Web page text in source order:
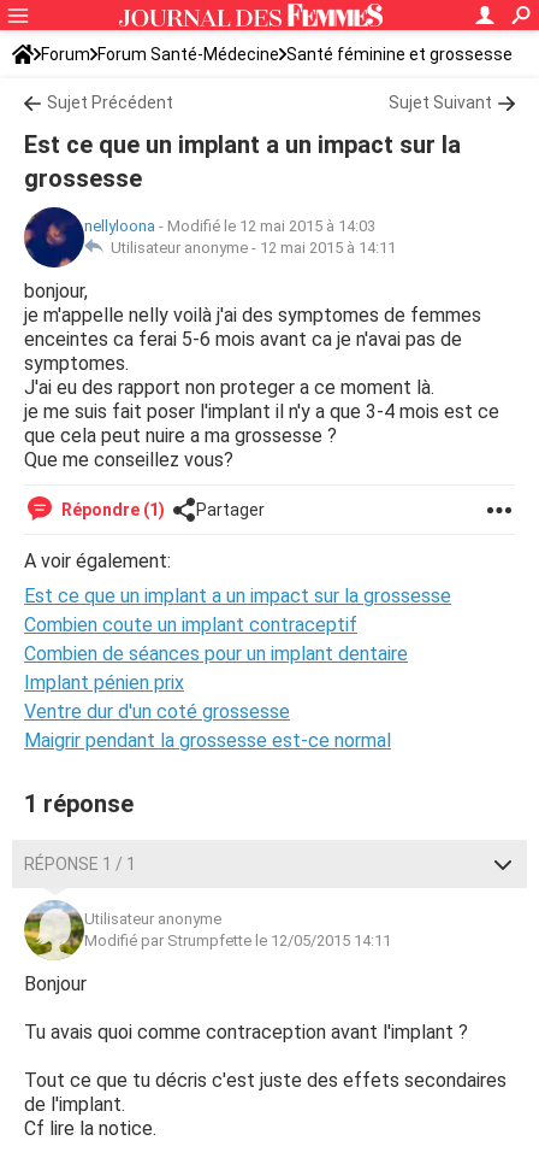
Forum Forum Santé-Médecine Santé féminine et grossesse
Tomber enceinte
Sujet Précédent Sujet Suivant
Est ce que un implant a un impact sur la
grossesse
nellyloona - Modifié le 12 mai 2015 à 14:03
Utilisateur anonyme - 12 mai 2015 à 14:11
bonjour,
je m'appelle nelly voilà j'ai des symptomes de femmes
enceintes ca ferai 5-6 mois avant ca je n'avai pas de
symptomes.
J'ai eu des rapport non proteger a ce moment là.
je me suis fait poser l'implant il n'y a que 3-4 mois est ce
que cela peut nuire a ma grossesse ?
Que me conseillez vous?
Répondre (1) Partager
A voir également:
Est ce que un implant a un impact sur la grossesse
Combien coute un implant contraceptif
Combien de séances pour un implant dentaire
Implant pénien prix
Ventre dur d'un coté grossesse
Maigrir pendant la grossesse est-ce normal
1 réponse
RÉPONSE 1 / 1
Utilisateur anonyme
Modifié par Strumpfette le 12/05/2015 14:11
Bonjour
Tu avais quoi comme contraception avant l'implant ?
Tout ce que tu décris c'est juste des effets secondaires
de l'implant.
Cf lire la notice.